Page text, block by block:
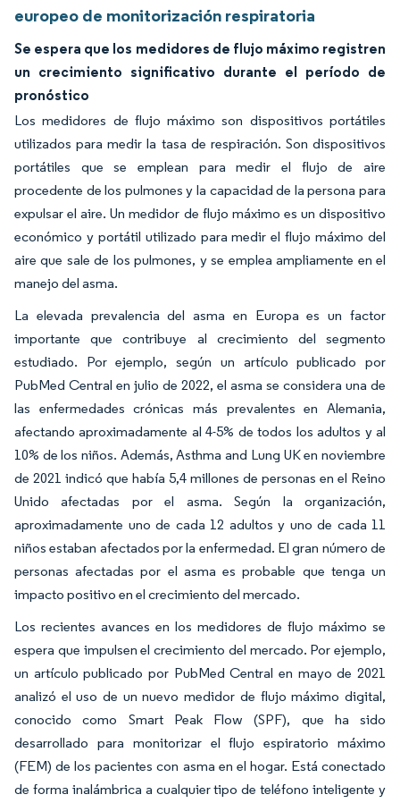
europeo de monitorización respiratoria
Se espera que los medidores de flujo máximo registren
un crecimiento significativo durante el período de
pronóstico
Los medidores de flujo máximo son dispositivos portátiles
utilizados para medir la tasa de respiración. Son dispositivos
portátiles que se emplean para medir el flujo de aire
procedente de los pulmones y la capacidad de la persona para
expulsar el aire. Un medidor de flujo máximo es un dispositivo
económico y portátil utilizado para medir el flujo máximo del
aire que sale de los pulmones, y se emplea ampliamente en el
manejo del asma.
La elevada prevalencia del asma en Europa es un factor
importante que contribuye al crecimiento del segmento
estudiado. Por ejemplo, según un artículo publicado por
PubMed Central en julio de 2022, el asma se considera una de
las enfermedades crónicas más prevalentes en Alemania,
afectando aproximadamente al 4-5% de todos los adultos y al
10% de los niños. Además, Asthma and Lung UK en noviembre
de 2021 indicó que había 5,4 millones de personas en el Reino
Unido afectadas por el asma. Según la organización,
aproximadamente uno de cada 12 adultos y uno de cada 11
niños estaban afectados por la enfermedad. El gran número de
personas afectadas por el asma es probable que tenga un
impacto positivo en el crecimiento del mercado.
Los recientes avances en los medidores de flujo máximo se
espera que impulsen el crecimiento del mercado. Por ejemplo,
un artículo publicado por PubMed Central en mayo de 2021
analizó el uso de un nuevo medidor de flujo máximo digital,
conocido como Smart Peak Flow (SPF), que ha sido
desarrollado para monitorizar el flujo espiratorio máximo
(FEM) de los pacientes con asma en el hogar. Está conectado
de forma inalámbrica a cualquier tipo de teléfono inteligente y